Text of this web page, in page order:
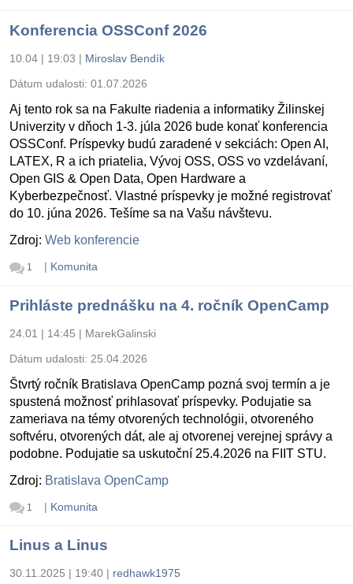
Konferencia OSSConf 2026
10.04 | 19:03 | Miroslav Bendík
Dátum udalosti: 01.07.2026
Aj tento rok sa na Fakulte riadenia a informatiky Žilinskej
Univerzity v dňoch 1-3. júla 2026 bude konať konferencia
OSSConf. Príspevky budú zaradené v sekciách: Open AI,
LATEX, R a ich priatelia, Vývoj OSS, OSS vo vzdelávaní,
Open GIS & Open Data, Open Hardware a
Kyberbezpečnosť. Vlastné príspevky je možné registrovať
do 10. júna 2026. Tešíme sa na Vašu návštevu.
Zdroj: Web konferencie
1 | Komunita
Prihláste prednášku na 4. ročník OpenCamp
24.01 | 14:45 | MarekGalinski
Dátum udalosti: 25.04.2026
Štvrtý ročník Bratislava OpenCamp pozná svoj termín a je
spustená možnosť prihlasovať príspevky. Podujatie sa
zameriava na témy otvorených technológii, otvoreného
softvéru, otvorených dát, ale aj otvorenej verejnej správy a
podobne. Podujatie sa uskutoční 25.4.2026 na FIIT STU.
Zdroj: Bratislava OpenCamp
1 | Komunita
Linus a Linus
30.11.2025 | 19:40 | redhawk1975